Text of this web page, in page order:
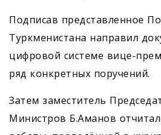
Подписав представленное
Туркменистана направил
цифровой системе вице-
ряд конкретных поручений.
Затем заместитель
Министров Б.Аманов